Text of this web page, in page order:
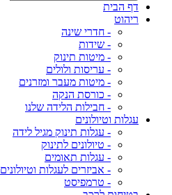
דף הבית
ריהוט
- חדרי שינה
- שידות
- מיטות תינוק
- עריסות ולולים
- מיטות מעבר ומזרנים
- כורסת הנקה
- חבילות הלידה שלנו
עגלות וטיולונים
- עגלות תינוק מגיל לידה
- טיולונים לתינוק
- עגלות תאומים
- אביזרים לעגלות וטיולונים
- טרמפיסט